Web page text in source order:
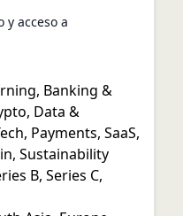
acceso a
, Banking &
, Data &
, Payments, SaaS,
, Sustainability
B, Series C,